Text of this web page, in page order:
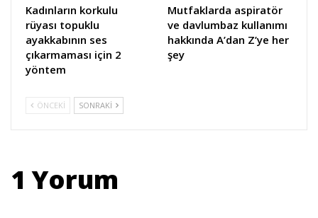
Kadınların korkulu
rüyası topuklu
ayakkabının ses
çıkarmaması için 2
yöntem
Mutfaklarda aspiratör
ve davlumbaz kullanımı
hakkında A’dan Z’ye her
şey
ÖNCEKI SONRAKI
1 Yorum